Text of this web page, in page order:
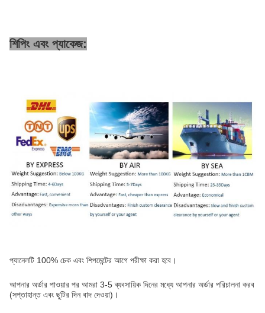
শিপিং এবং প্যাকেজ:
প্যানেলটি 100% চেক এবং শিপমেন্টের আগে পরীক্ষা করা হবে।
আপনার অর্ডার পাওয়ার পর আমরা 3-5 ব্যবসায়িক দিনের মধ্যে আপনার অর্ডার পরিচালনা করব
(সপ্তাহান্ত এবং ছুটির দিন বাদ দেওয়া)।